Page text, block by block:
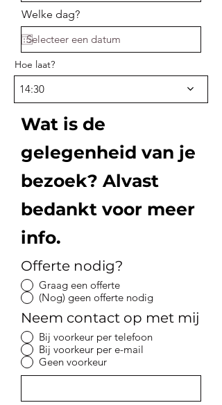
Welke dag?
Hoe laat?
14:30
Wat is de
gelegenheid van je
bezoek? Alvast
bedankt voor meer
info.
Offerte nodig?
Graag een offerte
(Nog) geen offerte nodig
Neem contact op met mij
Bij voorkeur per telefoon
Bij voorkeur per e-mail
Geen voorkeur